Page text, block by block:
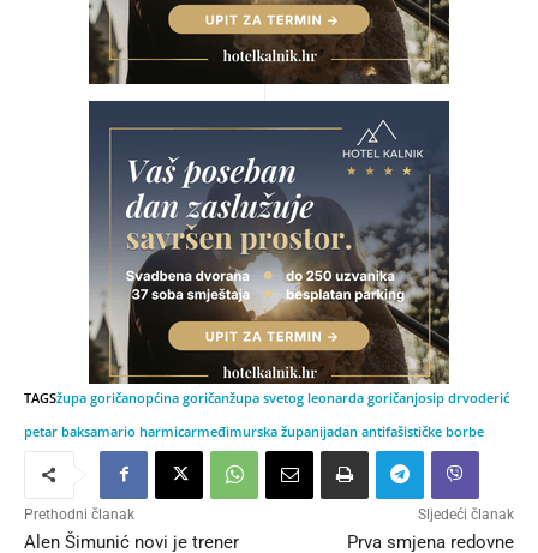
TAGSžupa goričanopćina goričanžupa svetog leonarda goričanjosip drvoderić
petar baksamario harmicarmeđimurska županijadan antifašističke borbe
Prethodni članak
Alen Šimunić novi je trener
Sljedeći članak
Prva smjena redovne